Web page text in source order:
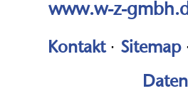
www.w-z-
Kontakt· Sitemap